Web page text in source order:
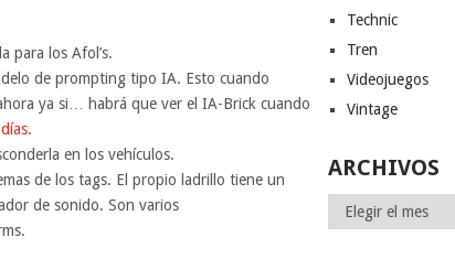
para los Afol’s.
de prompting tipo IA. Esto cuando
ya si… habrá que ver el IA-Brick cuando
.
en los vehículos.
de los tags. El propio ladrillo tiene un
de sonido. Son varios
Technic
Tren
Videojuegos
Vintage
ARCHIVOS
Archivos